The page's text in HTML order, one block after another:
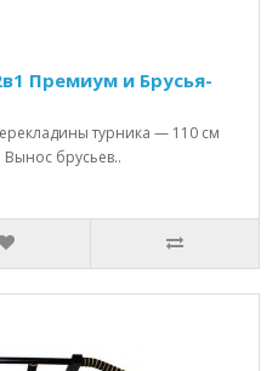
Премиум и Брусья-
турника — 110 см
брусьев..